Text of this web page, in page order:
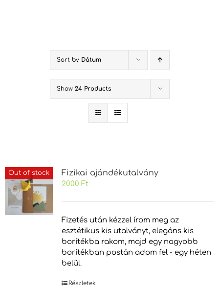
Sort by Dátum
Show 24 Products
Out of stock Fizikai ajándékutalvány
2000 Ft
Fizetés után kézzel írom meg az
esztétikus kis utalványt, elegáns kis
borítékba rakom, majd egy nagyobb
borítékban postán adom fel - egy héten
belül.
Részletek